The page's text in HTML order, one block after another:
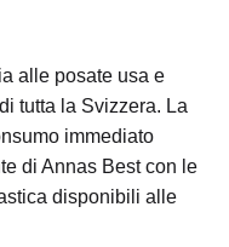
alle posate usa e
tutta la Svizzera. La
immediato
di Annas Best con le
disponibili alle